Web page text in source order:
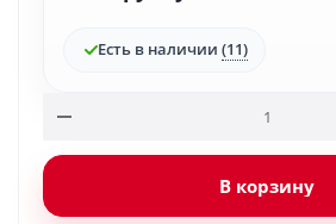
Есть в наличии (11)
В корзину